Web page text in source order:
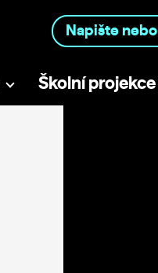
Školní projekce